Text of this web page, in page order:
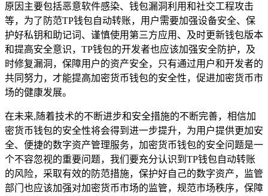
原因主要包括恶意软件感染、钱包漏洞利用和社交工程攻击
等，为了防范TP钱包自动转账，用户需要加强设备安全、保
护好私钥和助记词、谨慎使用第三方应用、及时更新钱包版本
和提高安全意识，TP钱包的开发者也应该加强安全防护，及
时修复漏洞，保障用户的资产安全，只有通过用户和开发者的
共同努力，才能提高加密货币钱包的安全性，促进加密货币市
场的健康发展。
在未来,随着技术的不断进步和安全措施的不断完善，相信加
密货币钱包的安全性将会得到进一步提升，为用户提供更加安
全、便捷的数字资产管理服务，加密货币钱包的安全问题是一
个不容忽视的重要问题，我们要充分认识到TP钱包自动转账
的风险，采取有效的防范措施，保护好自己的数字资产，监管
部门也应该加强对加密货币市场的监管，规范市场秩序，保障